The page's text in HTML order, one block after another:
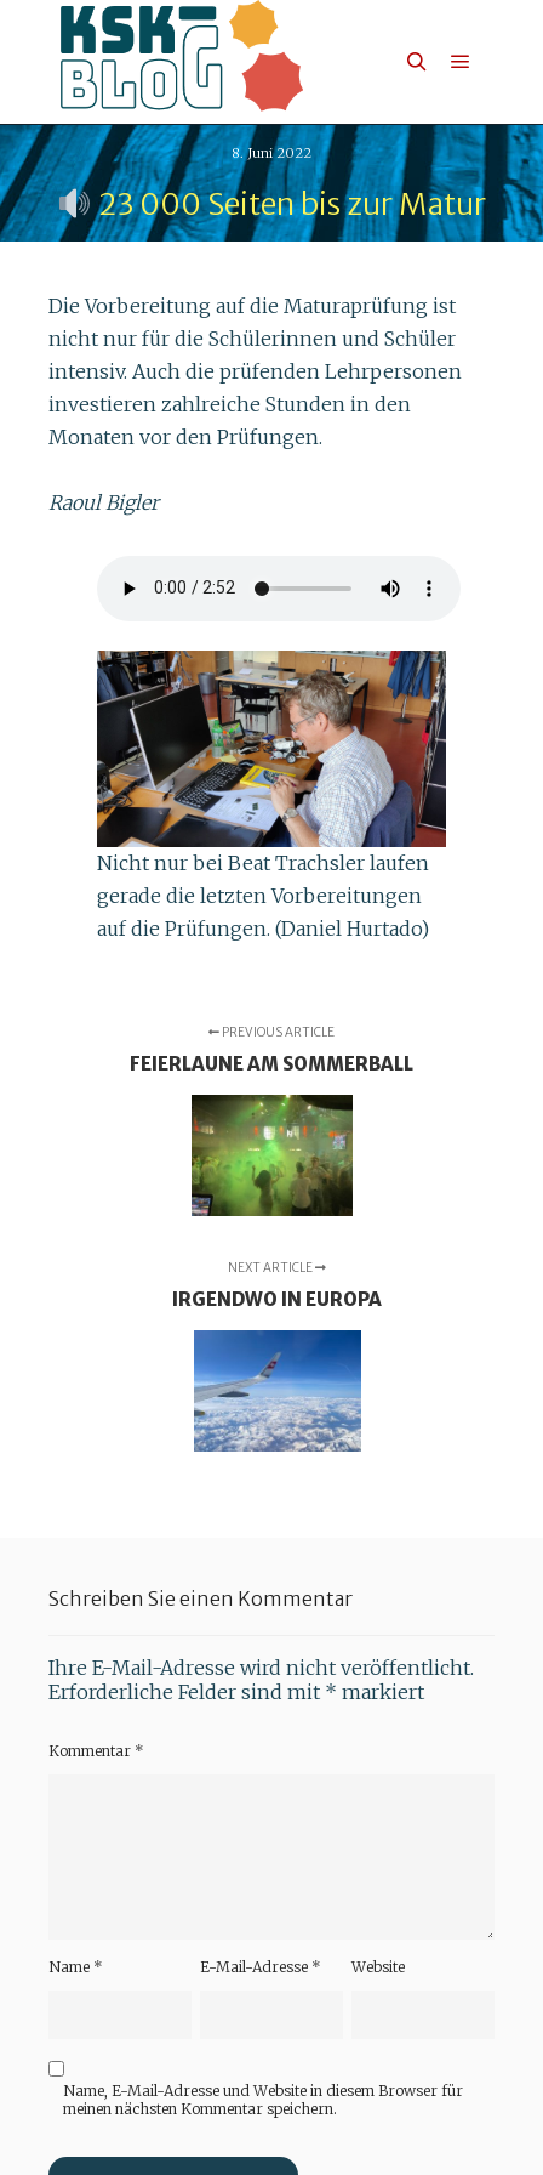
8. Juni 2022
23 000 Seiten bis zur Matur
Die Vorbereitung auf die Maturaprüfung ist
nicht nur für die Schülerinnen und Schüler
intensiv. Auch die prüfenden Lehrpersonen
investieren zahlreiche Stunden in den
Monaten vor den Prüfungen.
Raoul Bigler
Nicht nur bei Beat Trachsler laufen
gerade die letzten Vorbereitungen
auf die Prüfungen. (Daniel Hurtado)
PREVIOUS ARTICLE
FEIERLAUNE AM SOMMERBALL
NEXT ARTICLE
IRGENDWO IN EUROPA
Schreiben Sie einen Kommentar
Ihre E-Mail-Adresse wird nicht veröffentlicht.
Erforderliche Felder sind mit * markiert
Kommentar *
Name * E-Mail-Adresse * Website
Name, E-Mail-Adresse und Website in diesem Browser für
meinen nächsten Kommentar speichern.